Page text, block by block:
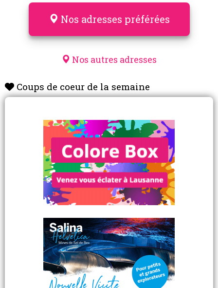
femme et enfant-jeu et jouets... et tellement plus
sur 120 m2
Grossesse - allaitement et accessoires on la part
www.facebook.com/lenviedefraises/
Nos adresses préférées
Nos autres adresses
Coups de coeur de la semaine